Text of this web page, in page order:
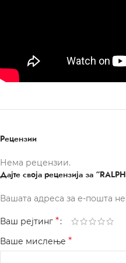
Рецензии
Нема рецензии.
Дајте своја рецензија за
Вашата адреса за е-пошта
Ваш рејтинг *
Ваше мислење *